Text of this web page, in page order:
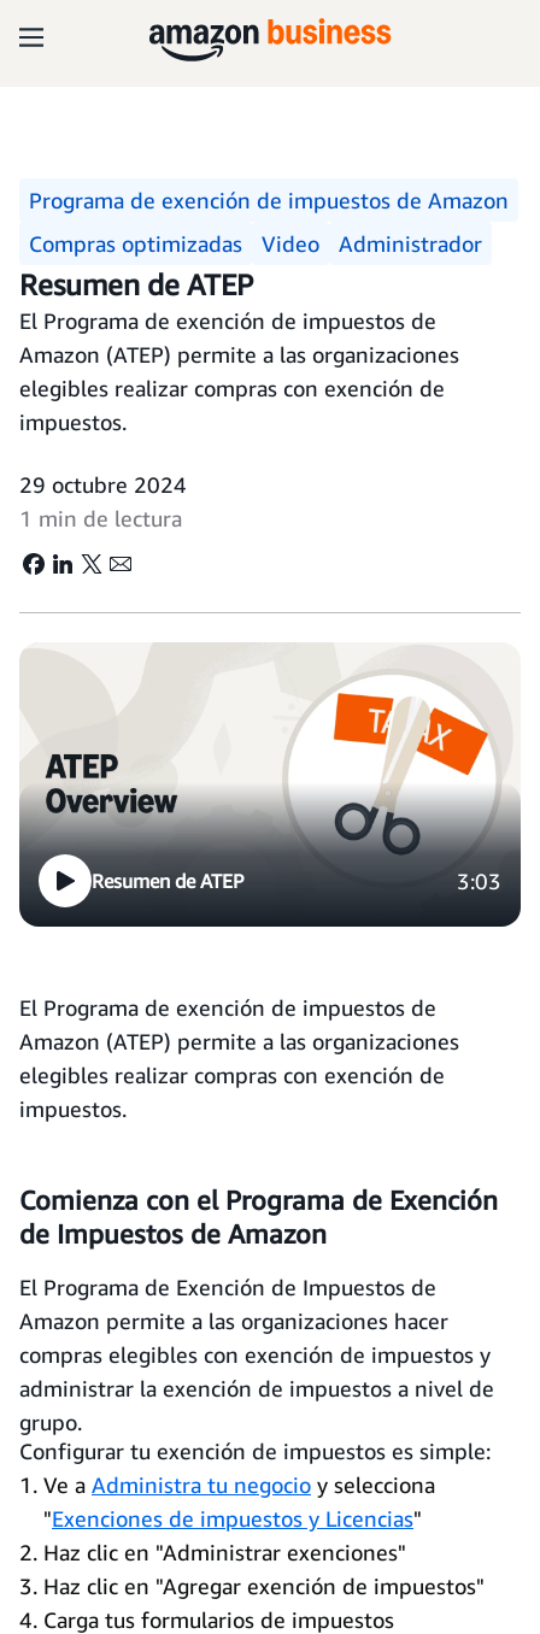
Programa de exención de impuestos de Amazon
Compras optimizadas
Video Administrador
Resumen de ATEP
El Programa de exención de impuestos de
Amazon (ATEP) permite a las organizaciones
elegibles realizar compras con exención de
impuestos.
29 octubre 2024
1 min de lectura
Resumen de ATEP 3:03
El Programa de exención de impuestos de
Amazon (ATEP) permite a las organizaciones
elegibles realizar compras con exención de
impuestos.
Comienza con el Programa de Exención
de Impuestos de Amazon
El Programa de Exención de Impuestos de
Amazon permite a las organizaciones hacer
compras elegibles con exención de impuestos y
administrar la exención de impuestos a nivel de
grupo.
Configurar tu exención de impuestos es simple:
Ve a Administra tu negocio y selecciona
"Exenciones de impuestos y Licencias"
Haz clic en "Administrar exenciones"
Haz clic en "Agregar exención de impuestos"
Carga tus formularios de impuestos